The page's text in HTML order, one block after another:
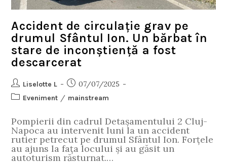
Accident de circulație grav pe
drumul Sfântul Ion. Un bărbat în
stare de inconștiență a fost
descarcerat
Liselotte L 07/07/2025
Eveniment / mainstream
Pompierii din cadrul Detașamentului 2 Cluj-
Napoca au intervenit luni la un accident
rutier petrecut pe drumul Sfântul Ion. Forțele
au ajuns la fața locului și au găsit un
autoturism răsturnat.…